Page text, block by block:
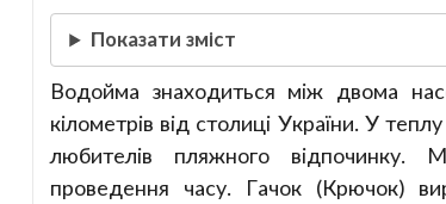
Показати зміст
Водойма знаходиться між двома
кілометрів від столиці України. У
любителів пляжного відпочинку.
проведення часу. Гачок (Крючок)